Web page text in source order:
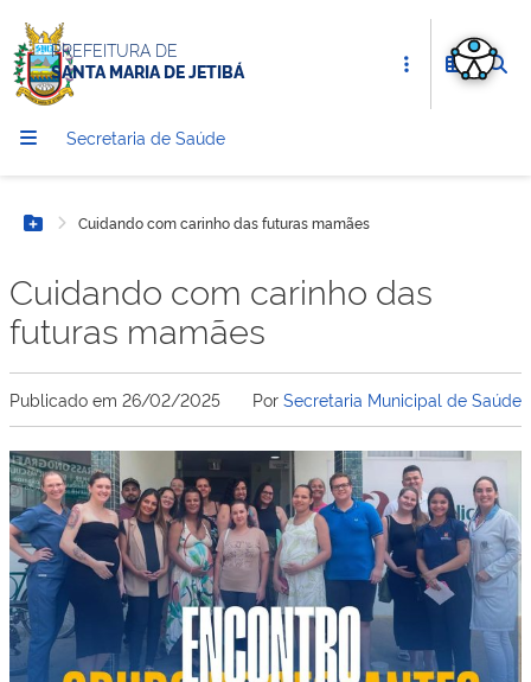
PREFEITURA DE
SANTA MARIA DE JETIBÁ
Secretaria de Saúde
Botão Menu
Cuidando com carinho das futuras mamães
Cuidando com carinho das
futuras mamães
Publicado em 26/02/2025 Por Secretaria Municipal de Saúde